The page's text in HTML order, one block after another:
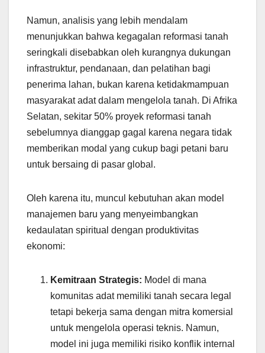
Namun, analisis yang lebih mendalam
menunjukkan bahwa kegagalan reformasi tanah
seringkali disebabkan oleh kurangnya dukungan
infrastruktur, pendanaan, dan pelatihan bagi
penerima lahan, bukan karena ketidakmampuan
masyarakat adat dalam mengelola tanah. Di Afrika
Selatan, sekitar 50% proyek reformasi tanah
sebelumnya dianggap gagal karena negara tidak
memberikan modal yang cukup bagi petani baru
untuk bersaing di pasar global.
Oleh karena itu, muncul kebutuhan akan model
manajemen baru yang menyeimbangkan
kedaulatan spiritual dengan produktivitas
ekonomi:
Kemitraan Strategis: Model di mana
komunitas adat memiliki tanah secara legal
tetapi bekerja sama dengan mitra komersial
untuk mengelola operasi teknis. Namun,
model ini juga memiliki risiko konflik internal